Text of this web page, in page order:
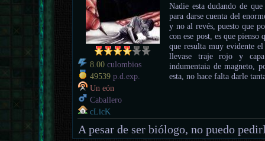
8.00 culombios
49539 p.d.exp.
Un eón
Caballero
cLicK
Nadie esta dudando de
para darse cuenta del
y no al revés, puesto que
con ese post, es que pienso
que resulta muy evidente
llevase traje rojo y
indumentaia de magneto,
esta, no hace falta darle
A pesar de ser biólogo, no puedo